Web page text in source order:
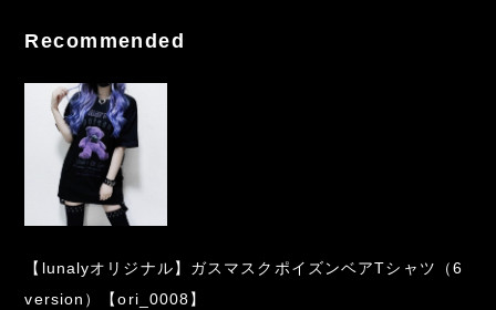
Recommended
【lunalyオリジナル】ガスマスクポイズンベアTシャツ（6
version）【ori_0008】